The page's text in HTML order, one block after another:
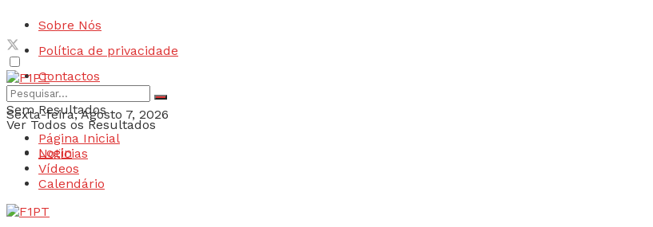
Sobre Nós
Política de privacidade
Contactos
Sexta-feira, Agosto 7, 2026
Login
Sem Resultados
Ver Todos os Resultados
Página Inicial
Notícias
Vídeos
Calendário